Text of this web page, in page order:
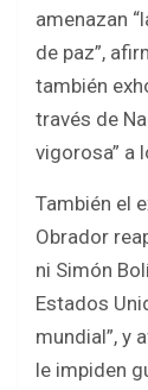
amenazan
de paz”,
también
través de
vigorosa” a
También el
Obrador
ni Simón
Estados
mundial”, y
le impiden